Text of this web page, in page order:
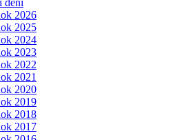
dění
2026
2025
2024
2023
2022
2021
2020
2019
2018
2017